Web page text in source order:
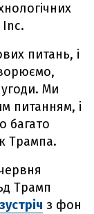
Inc.
питань, і
Ми
питанням, і
багато
Трампа.
Трамп
з фон